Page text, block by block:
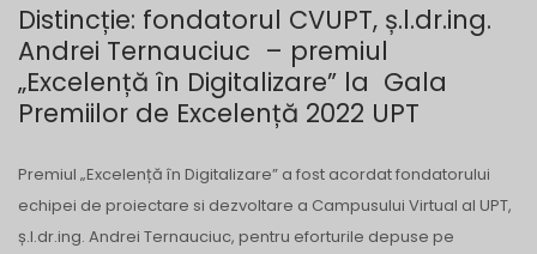
Distincție: fondatorul CVUPT, ș.l.dr.ing.
Andrei Ternauciuc – premiul
„Excelență în Digitalizare” la Gala
Premiilor de Excelență 2022 UPT
Premiul „Excelență în Digitalizare” a fost acordat fondatorului
echipei de proiectare si dezvoltare a Campusului Virtual al UPT,
ș.l.dr.ing. Andrei Ternauciuc, pentru eforturile depuse pe